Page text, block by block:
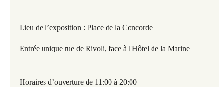
Lieu de l’exposition : Place de la Concorde
Entrée unique rue de Rivoli, face à l'Hôtel de la Marine
Horaires d’ouverture de 11:00 à 20:00